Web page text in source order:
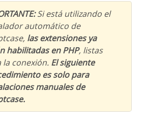
Si está utilizando el
automático de
las extensiones ya
habilitadas en PHP, listas
la conexión. El siguiente
es solo para
manuales de